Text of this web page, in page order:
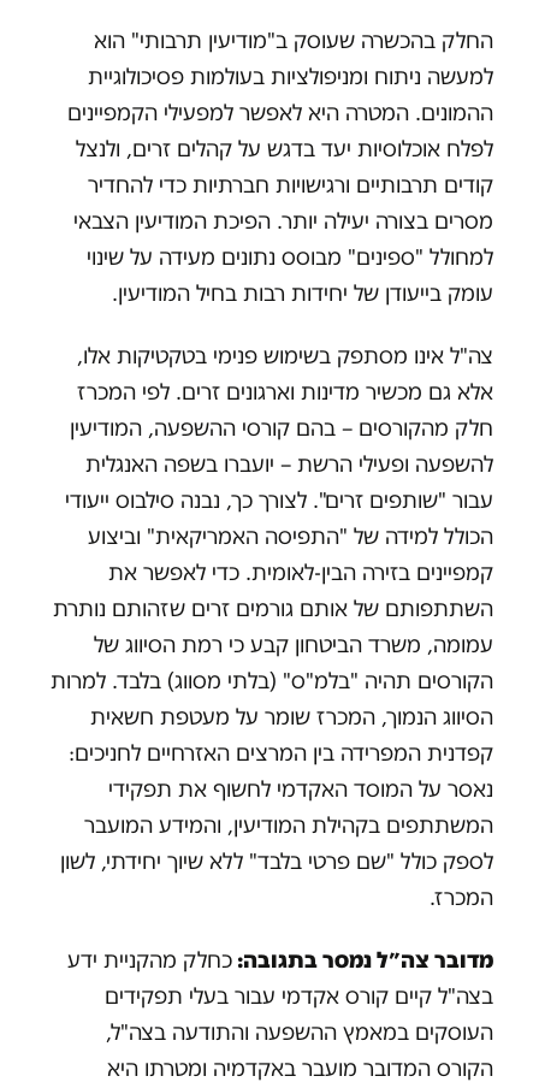
החלק בהכשרה שעוסק ב"מודיעין תרבותי" הוא
למעשה ניתוח ומניפולציות בעולמות פסיכולוגיית
ההמונים. המטרה היא לאפשר למפעילי הקמפיינים
לפלח אוכלוסיות יעד בדגש על קהלים זרים, ולנצל
קודים תרבותיים ורגישויות חברתיות כדי להחדיר
מסרים בצורה יעילה יותר. הפיכת המודיעין הצבאי
למחולל "ספינים" מבוסס נתונים מעידה על שינוי
עומק בייעודן של יחידות רבות בחיל המודיעין.
צה"ל אינו מסתפק בשימוש פנימי בטקטיקות אלו,
אלא גם מכשיר מדינות וארגונים זרים. לפי המכרז
חלק מהקורסים – בהם קורסי ההשפעה, המודיעין
להשפעה ופעילי הרשת – יועברו בשפה האנגלית
עבור "שותפים זרים". לצורך כך, נבנה סילבוס ייעודי
הכולל למידה של "התפיסה האמריקאית" וביצוע
קמפיינים בזירה הבין-לאומית. כדי לאפשר את
השתתפותם של אותם גורמים זרים שזהותם נותרת
עמומה, משרד הביטחון קבע כי רמת הסיווג של
הקורסים תהיה "בלמ"ס" (בלתי מסווג) בלבד. למרות
הסיווג הנמוך, המכרז שומר על מעטפת חשאית
קפדנית המפרידה בין המרצים האזרחיים לחניכים:
נאסר על המוסד האקדמי לחשוף את תפקידי
המשתתפים בקהילת המודיעין, והמידע המועבר
לספק כולל "שם פרטי בלבד" ללא שיוך יחידתי, לשון
המכרז.
מדובר צה״ל נמסר בתגובה: כחלק מהקניית ידע
בצה"ל קיים קורס אקדמי עבור בעלי תפקידים
העוסקים במאמץ ההשפעה והתודעה בצה"ל,
הקורס המדובר מועבר באקדמיה ומטרתו היא